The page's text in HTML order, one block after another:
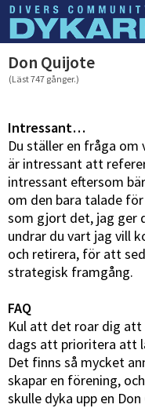
Dyknyheter
Don Quijote
(Läst 747 gånger.)
Intressant…
Du ställer en fråga
är intressant att
intressant eftersom
om den bara talade
som gjort det, jag ger
undrar du vart jag vill
och retirera, för att
strategisk framgång.
FAQ
Kul att det roar dig
dags att prioritera att
Det finns så mycket
skapar en förening,
skulle dyka upp en